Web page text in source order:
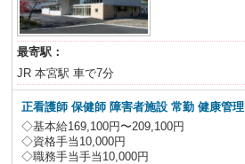
最寄駅：
JR 本宮駅 車で7分
正看護師 保健師 障害者施設 常勤 健康管理
◇基本給169,100円〜209,100円
◇資格手当10,000円
◇職務手当手当10,000円